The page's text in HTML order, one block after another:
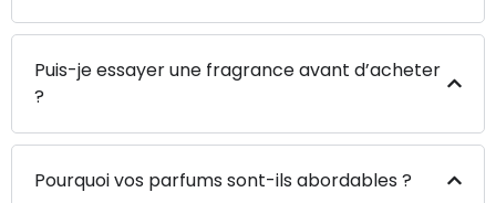
Puis-je essayer une fragrance avant d’acheter
?
Pourquoi vos parfums sont-ils abordables ?